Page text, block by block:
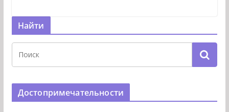
Найти
Достопримечательности